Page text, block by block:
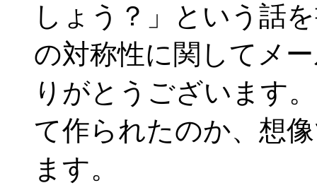
しょう？」という話
の対称性に関してメ
りがとうございます
て作られたのか、想
ます。